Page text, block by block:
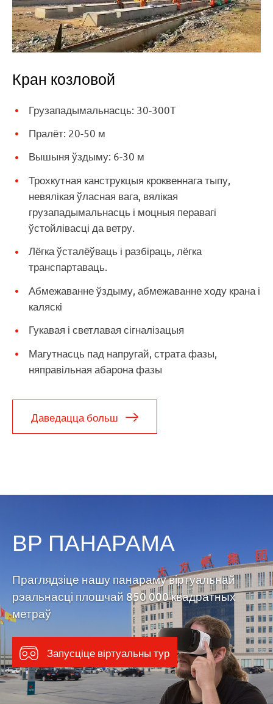
Кран козловой
Грузападымальнасць: 30-300T
Пралёт: 20-50 м
Вышыня ўздыму: 6-30 м
Трохкутная канструкцыя кроквеннага тыпу,
невялікая ўласная вага, вялікая
грузападымальнасць і моцныя перавагі
ўстойлівасці да ветру.
Лёгка ўсталёўваць і разбіраць, лёгка
транспартаваць.
Абмежаванне ўздыму, абмежаванне ходу крана і
каляскі
Гукавая і светлавая сігналізацыя
Магутнасць пад напругай, страта фазы,
няправільная абарона фазы
Даведацца больш
ВР ПАНАРАМА
Праглядзіце нашу панараму віртуальнай
рэальнасці плошчай 850 000 квадратных
метраў
Запусціце віртуальны тур